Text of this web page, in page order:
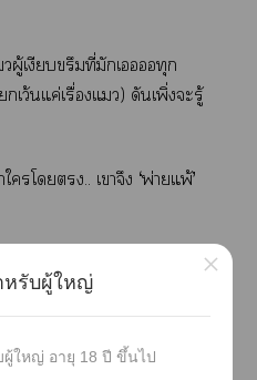
ผู้เงียบขรึมที่มักเทุก
เว้นแค่เรื่องแ) ดันเพิ่งะรู้
โ.. เาจึง ‘พ่ายแพ้’
กินไ ..กว่าะรู้ว่าตัวเนี่
ที่เห็นเากำลังะาพี่า โจ
หรับผู้ใหญ่
ผู้ใหญ่ อายุ 18 ปี ขึ้นไป
×